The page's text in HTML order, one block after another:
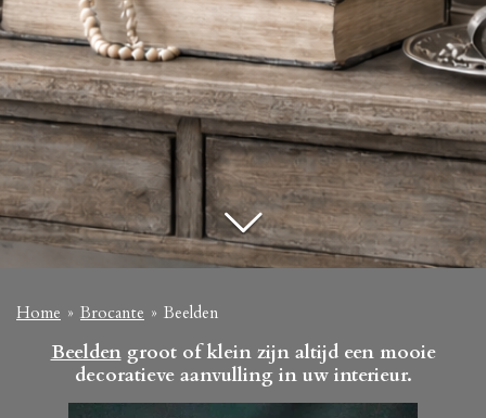
Home » Brocante » Beelden
Beeldengroot of klein zijn altijd een mooie
decoratieve aanvulling in uw interieur.